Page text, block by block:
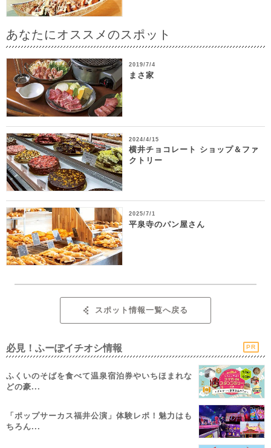
あなたにオススメのスポット
2019/7/4
まさ家
2024/4/15
横井チョコレート ショップ＆ファ
クトリー
2025/7/1
平泉寺のパン屋さん
スポット情報一覧へ戻る
必見！ふーぽイチオシ情報 PR
ふくいのそばを食べて温泉宿泊券やいちほまれな
どの豪...
「ポップサーカス福井公演」体験レポ！魅力はも
ちろん...